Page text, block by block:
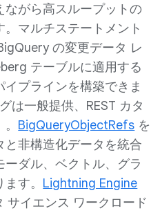
ながら高スループットの
マルチステートメント
の変更データ レ
テーブルに適用する
プラインを構築できま
は一般提供、REST カタ
BigQueryObjectRefs を
非構造化データを統合
ダル、ベクトル、グラ
す。 Lightning Engine
サイエンス ワークロード